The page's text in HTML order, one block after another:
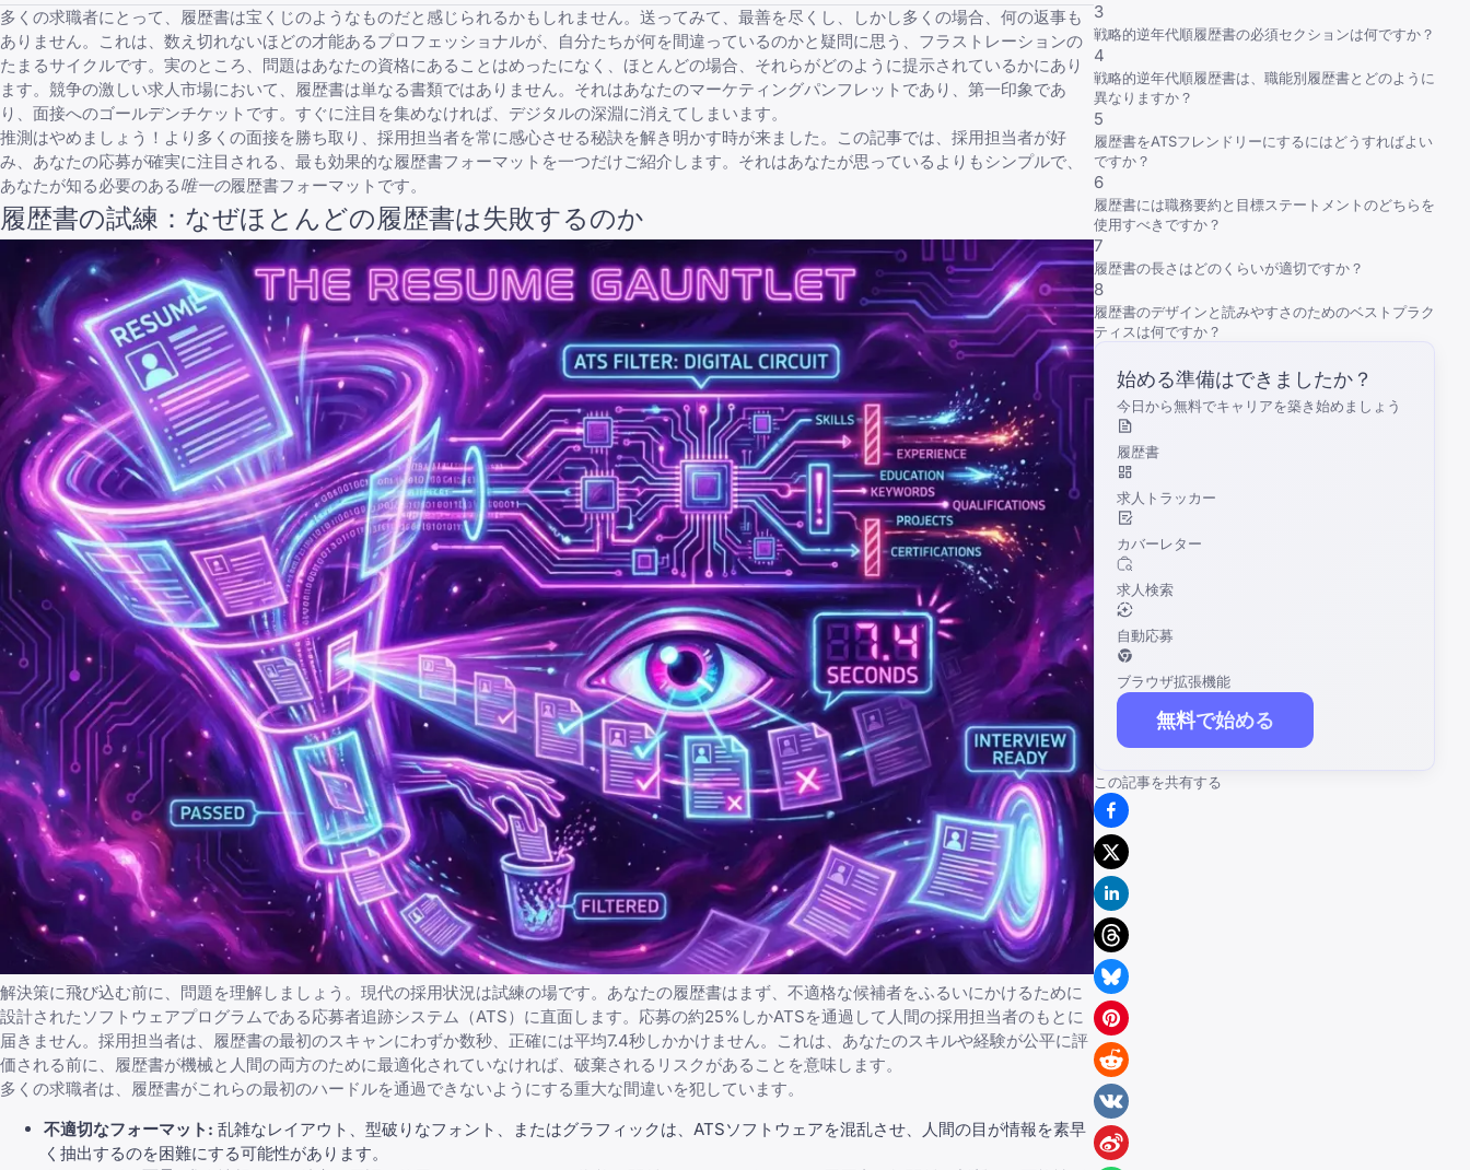
多くの求職者にとって、履歴書は宝くじのようなものだと感じられるかもしれません。送ってみて、最善を尽くし、しかし多くの場合、何の返事も
ありません。これは、数え切れないほどの才能あるプロフェッショナルが、自分たちが何を間違っているのかと疑問に思う、フラストレーションの
たまるサイクルです。実のところ、問題はあなたの資格にあることはめったになく、ほとんどの場合、それらがどのように提示されているかにあり
ます。競争の激しい求人市場において、履歴書は単なる書類ではありません。それはあなたのマーケティングパンフレットであり、第一印象であ
り、面接へのゴールデンチケットです。すぐに注目を集めなければ、デジタルの深淵に消えてしまいます。
推測はやめましょう！より多くの面接を勝ち取り、採用担当者を常に感心させる秘訣を解き明かす時が来ました。この記事では、採用担当者が好
み、あなたの応募が確実に注目される、最も効果的な履歴書フォーマットを一つだけご紹介します。それはあなたが思っているよりもシンプルで、
あなたが知る必要のある唯一の履歴書フォーマットです。
履歴書の試練：なぜほとんどの履歴書は失敗するのか
解決策に飛び込む前に、問題を理解しましょう。現代の採用状況は試練の場です。あなたの履歴書はまず、不適格な候補者をふるいにかけるために
設計されたソフトウェアプログラムである応募者追跡システム（ATS）に直面します。応募の約25%しかATSを通過して人間の採用担当者のもとに
届きません。採用担当者は、履歴書の最初のスキャンにわずか数秒、正確には平均7.4秒しかかけません。これは、あなたのスキルや経験が公平に評
価される前に、履歴書が機械と人間の両方のために最適化されていなければ、破棄されるリスクがあることを意味します。
多くの求職者は、履歴書がこれらの最初のハードルを通過できないようにする重大な間違いを犯しています。
不適切なフォーマット: 乱雑なレイアウト、型破りなフォント、またはグラフィックは、ATSソフトウェアを混乱させ、人間の目が情報を素早
く抽出するのを困難にする可能性があります。
3
戦略的逆年代順履歴書の必須セクションは何ですか？
4
戦略的逆年代順履歴書は、職能別履歴書とどのように
異なりますか？
5
履歴書をATSフレンドリーにするにはどうすればよい
ですか？
6
履歴書には職務要約と目標ステートメントのどちらを
使用すべきですか？
7
履歴書の長さはどのくらいが適切ですか？
8
履歴書のデザインと読みやすさのためのベストプラク
ティスは何ですか？
始める準備はできましたか？
今日から無料でキャリアを築き始めましょう
履歴書
求人トラッカー
カバーレター
求人検索
自動応募
ブラウザ拡張機能
無料で始める
この記事を共有する